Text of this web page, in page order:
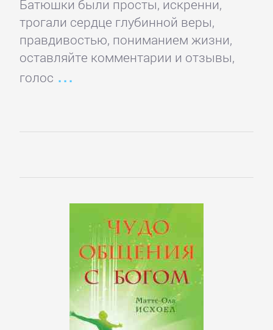
Батюшки были просты, искренни,
трогали сердце глубинной веры,
правдивостью, пониманием жизни,
оставляйте комментарии и отзывы,
голос
подбор
персонала
Ценные
бумаги,
БОЕВИКИ
фантастика
Боевики: